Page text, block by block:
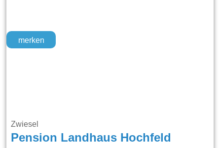
merken
Zwiesel
Pension Landhaus Hochfeld